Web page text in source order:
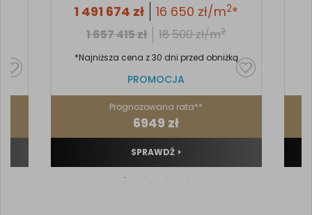
1 491 674 zł 16 650 zł/m2*
1 657 415zł 18 500zł/m2
*Najniższa cena z 30 dni przed obniżką
PROMOCJA
Prognozowana rata**
6949 zł
SPRAWDŹ >